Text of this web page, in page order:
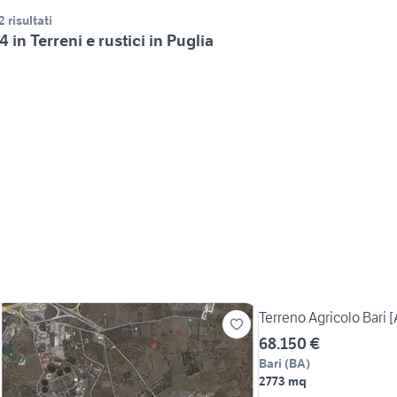
risultati
in Terreni e rustici in Puglia
Terreno Agricolo Bari
68.150 €
Bari (BA)
2773 mq